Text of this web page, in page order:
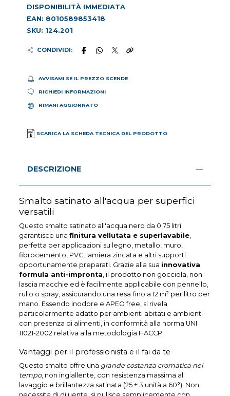
DISPONIBILITÀ IMMEDIATA
EAN: 8010589853418
SKU: 124.201
CONDIVIDI:
AVVISAMI SE IL PREZZO SCENDE
RICHIEDI INFORMAZIONI
RIMANI AGGIORNATO
SCARICA LA SCHEDA TECNICA DEL PRODOTTO
DESCRIZIONE
Smalto satinato all'acqua per superfici
versatili
Questo smalto satinato all'acqua nero da 0,75 litri
garantisce unafinitura vellutata e superlavabile
perfetta per applicazioni su legno, metallo, muro,
fibrocemento, PVC, lamiera zincata e altri supporti
opportunamente preparati. Grazie alla sua innovativa
formula anti-impronta , il prodotto non gocciola, non
lascia macchie ed è facilmente applicabile con pennello,
rullo o spray, assicurando una resa fino a 12 m² per litro per
mano. Essendo inodore e APEO free, si rivela
particolarmente adatto per ambienti abitati e ambienti
con presenza di alimenti, in conformità alla norma UNI
11021-2002 relativa alla metodologia HACCP.
Vantaggi per il professionista e il fai da te
Questo smalto offre una grande costanza cromatica nel
tempo, non ingiallente, con resistenza massima al
lavaggio e brillantezza satinata (25 ± 3 unità a 60°). Non